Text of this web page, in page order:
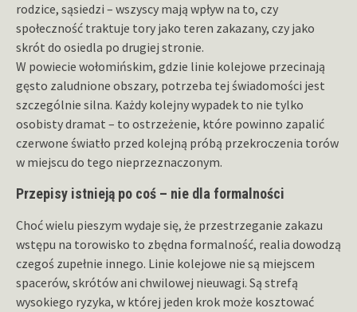
rodzice, sąsiedzi – wszyscy mają wpływ na to, czy
społeczność traktuje tory jako teren zakazany, czy jako
skrót do osiedla po drugiej stronie.
W powiecie wołomińskim, gdzie linie kolejowe przecinają
gęsto zaludnione obszary, potrzeba tej świadomości jest
szczególnie silna. Każdy kolejny wypadek to nie tylko
osobisty dramat – to ostrzeżenie, które powinno zapalić
czerwone światło przed kolejną próbą przekroczenia torów
w miejscu do tego nieprzeznaczonym.
Przepisy istnieją po coś – nie dla formalności
Choć wielu pieszym wydaje się, że przestrzeganie zakazu
wstępu na torowisko to zbędna formalność, realia dowodzą
czegoś zupełnie innego. Linie kolejowe nie są miejscem
spacerów, skrótów ani chwilowej nieuwagi. Są strefą
wysokiego ryzyka, w której jeden krok może kosztować